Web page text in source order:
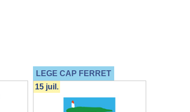
LEGE CAP FERRET
15 juil.